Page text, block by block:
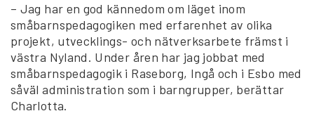
– Jag har en god kännedom om läget inom
småbarnspedagogiken med erfarenhet av olika
projekt, utvecklings- och nätverksarbete främst i
västra Nyland. Under åren har jag jobbat med
småbarnspedagogik i Raseborg, Ingå och i Esbo med
såväl administration som i barngrupper, berättar
Charlotta.